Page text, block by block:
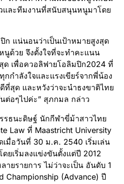
ละทีมงานที่สนับสนุนหนูมาโดย
ก แน่นอนว่าเป็นเป้าหมายสูงสุด
ด้วย จึงตั้งใจที่จะทำคะแนน
เพื่อควอลิฟายโอลิมปิก2024 ที่
กำลังใจและแรงเขียร์จากพี่น้อง
สุด และหวังว่าจะนำธงขาติไทย
ต่อๆไปค่ะ” สุภกมล กล่าว
รธนะดิษฐ์ นักกีฬาขี่ม้าสาวไทย
Law ที่ Maastricht University
เมื่อวันที่ 30 ม.ค. 2540 เริ่มเล่น
ยเริ่มลงแข่งขันตั้งแต่ปี 2012
ยรายการ ไม่ว่าจะเป็น อันดับ 1
Championship (Advance) ปี